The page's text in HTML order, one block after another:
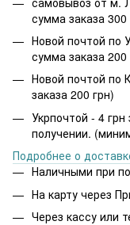
сумма заказа 300
Новой почтой по
сумма заказа 200
Новой почтой по
заказа 200 грн)
Укрпочтой - 4
получении.
Подробнее о
Наличными при
На карту через
Через кассу или